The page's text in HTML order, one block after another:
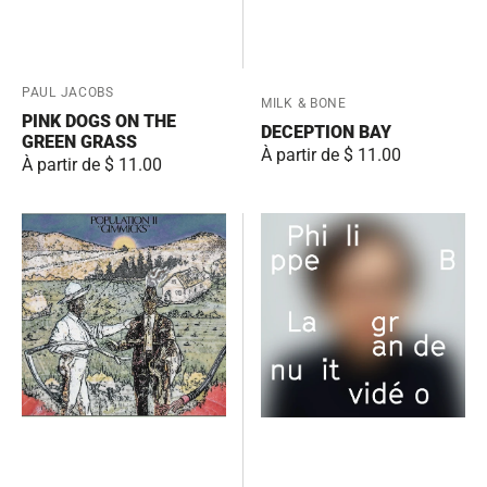
Fournisseur:
PAUL JACOBS
PINK DOGS ON THE
GREEN GRASS
Prix
habituel
À partir de $ 11.00
Fournisseur:
MILK & BONE
DECEPTION BAY
Prix
À partir de $ 11.00
Gimmicks
/
Serpent
Échelle
grande
nuit